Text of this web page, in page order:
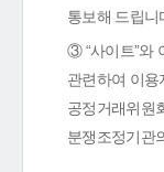
통보해 드립니
③ “사이트”와
관련하여 이용
공정거래위원
분쟁조정기관